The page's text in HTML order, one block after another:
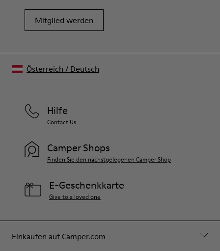
Mitglied werden
Einkaufen auf Camper.com
Hilfe
Contact Us
Camper Shops
Finden Sie den nächstgelegenen Camper Shop
E-Geschenkkarte
Give to a loved one
Österreich / Deutsch